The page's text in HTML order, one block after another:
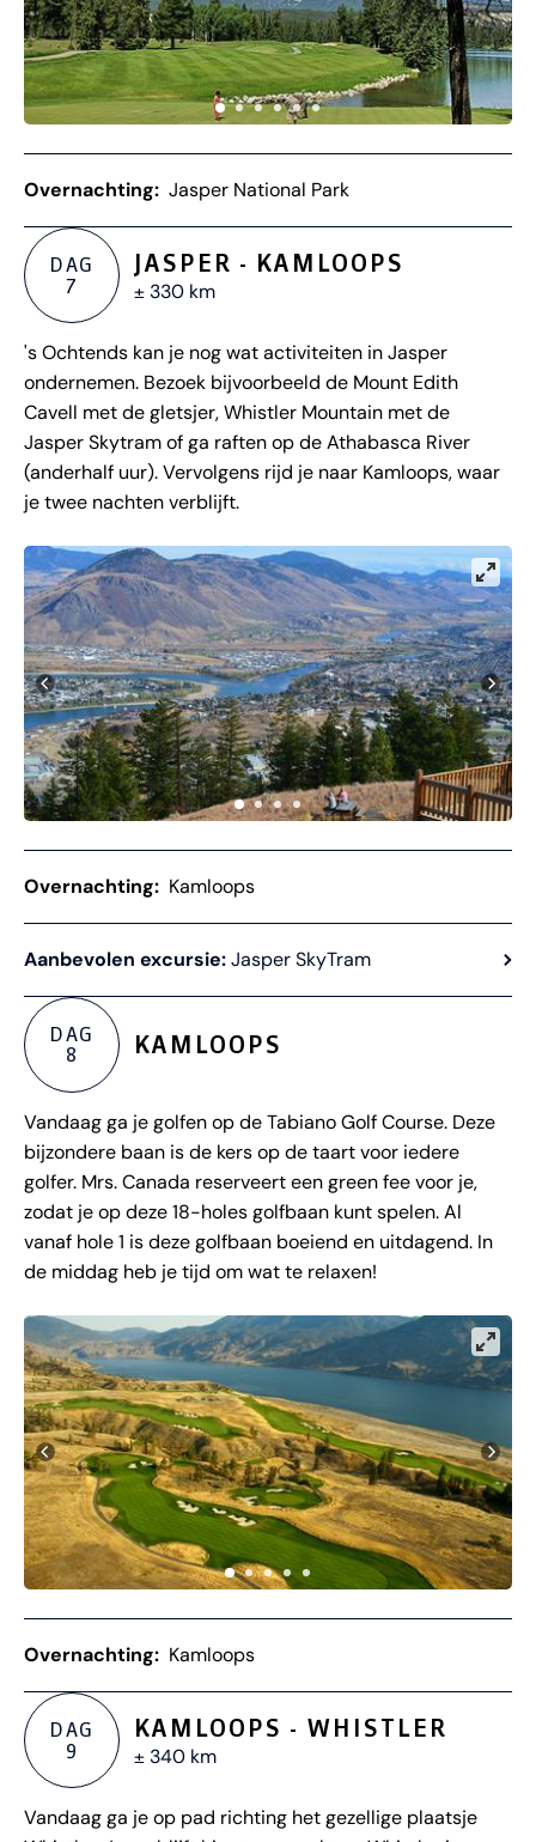
Overnachting: Jasper National Park
DAG
7
JASPER - KAMLOOPS
± 330 km
's Ochtends kan je nog wat activiteiten in Jasper
ondernemen. Bezoek bijvoorbeeld de Mount Edith
Cavell met de gletsjer, Whistler Mountain met de
Jasper Skytram of ga raften op de Athabasca River
(anderhalf uur). Vervolgens rijd je naar Kamloops, waar
je twee nachten verblijft.
Overnachting: Kamloops
Aanbevolen excursie:Jasper SkyTram
DAG
8
KAMLOOPS
Vandaag ga je golfen op de Tabiano Golf Course. Deze
bijzondere baan is de kers op de taart voor iedere
golfer. Mrs. Canada reserveert een green fee voor je,
zodat je op deze 18-holes golfbaan kunt spelen. Al
vanaf hole 1 is deze golfbaan boeiend en uitdagend. In
de middag heb je tijd om wat te relaxen!
Overnachting: Kamloops
DAG
9
KAMLOOPS - WHISTLER
± 340 km
Vandaag ga je op pad richting het gezellige plaatsje